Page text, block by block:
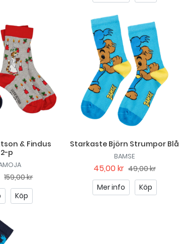
& Findus
p
159,00 kr
Köp
Starkaste Björn Strumpor Blå
BAMSE
45,00 kr 49,00 kr
Mer info
Köp